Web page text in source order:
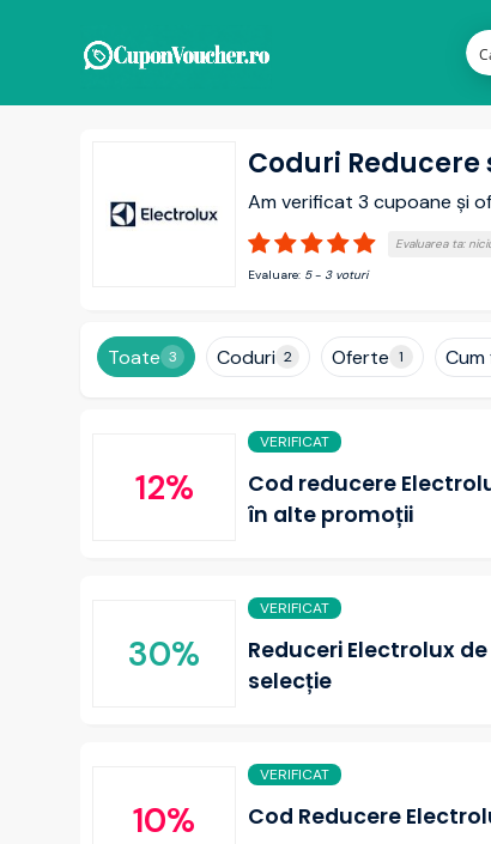
Coduri Reducere
Am verificat 3 cupoane și
Evaluarea ta:
Evaluare: 5- 3 voturi
Toate 3 Coduri 2 Oferte 1
12%
VERIFICAT
Cod reducere
în alte promoții
30%
VERIFICAT
Reduceri Electrolux
selecție
10%
VERIFICAT
Cod Reducere